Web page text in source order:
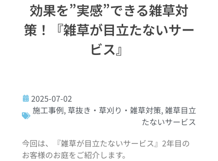
効果を”実感”できる雑草対
策！『雑草が目立たないサー
ビス』
2025-07-02
施工事例, 草抜き・草刈り・雑草対策,雑草目立
たないサービス
今回は、『雑草が目立たないサービス』2年目の
お客様のお庭をご紹介します。